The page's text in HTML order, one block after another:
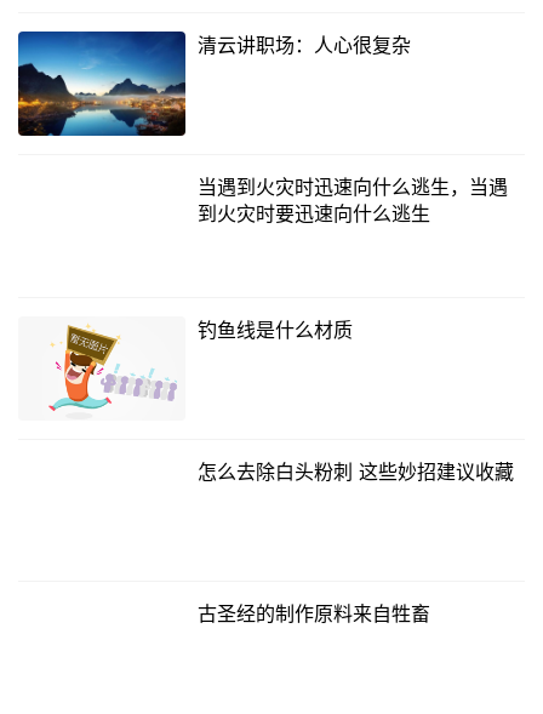
清云讲职场：人心很复杂
当遇到火灾时迅速向什么逃生，当遇
到火灾时要迅速向什么逃生
钓鱼线是什么材质
怎么去除白头粉刺 这些妙招建议收藏
古圣经的制作原料来自牲畜